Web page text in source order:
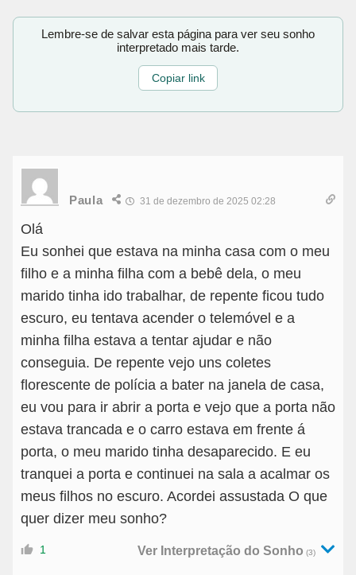
Lembre-se de salvar esta página para ver seu sonho
interpretado mais tarde.
Copiar link
Paula 31 de dezembro de 2025 02:28
Olá
Eu sonhei que estava na minha casa com o meu
filho e a minha filha com a bebê dela, o meu
marido tinha ido trabalhar, de repente ficou tudo
escuro, eu tentava acender o telemóvel e a
minha filha estava a tentar ajudar e não
conseguia. De repente vejo uns coletes
florescente de polícia a bater na janela de casa,
eu vou para ir abrir a porta e vejo que a porta não
estava trancada e o carro estava em frente á
porta, o meu marido tinha desaparecido. E eu
tranquei a porta e continuei na sala a acalmar os
meus filhos no escuro. Acordei assustada O que
quer dizer meu sonho?
1 Ver Interpretação do Sonho (3)